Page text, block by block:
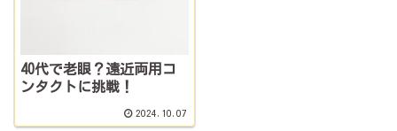
40代で老眼？遠近両用コ
ンタクトに挑戦！
2024.10.07